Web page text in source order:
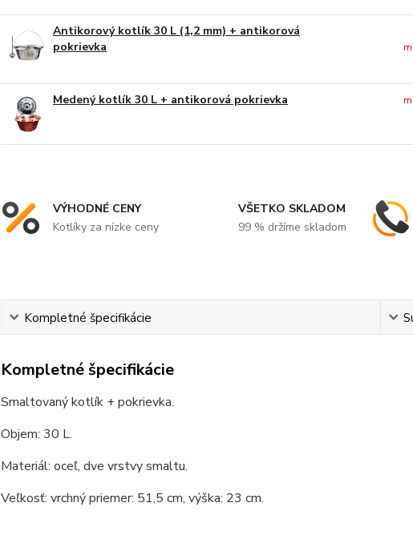
Antikorový kotlík 30 L (1,2 mm) + antikorová
pokrievka
Medený kotlík 30 L + antikorová pokrievka
VÝHODNÉ CENY
Kotlíky za nízke ceny
VŠETKO SKLADOM
99 % držíme skladom
Kompletné špecifikácie
Kompletné špecifikácie
Smaltovaný kotlík + pokrievka.
Objem: 30 L.
Materiál: oceľ, dve vrstvy smaltu.
Veľkosť: vrchný priemer: 51,5 cm, výška: 23 cm.